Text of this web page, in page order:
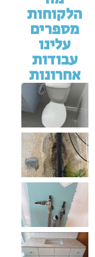
הלקוחות
מספרים
עלינו
עבודות
אחרונות